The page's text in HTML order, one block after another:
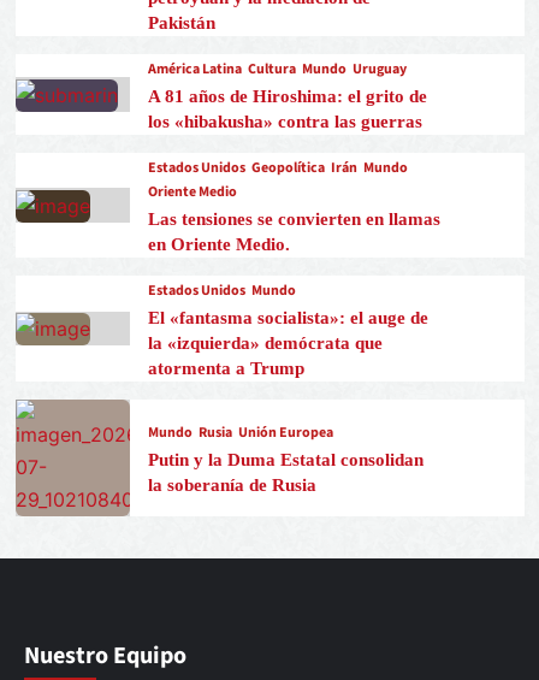
Pakistán
América Latina Cultura Mundo Uruguay
A 81 años de Hiroshima: el grito de
los «hibakusha» contra las guerras
Estados Unidos Geopolítica Irán Mundo
Oriente Medio
Las tensiones se convierten en llamas
en Oriente Medio.
Estados Unidos Mundo
El «fantasma socialista»: el auge de
la «izquierda» demócrata que
atormenta a Trump
Mundo Rusia Unión Europea
Putin y la Duma Estatal consolidan
la soberanía de Rusia
Nuestro Equipo